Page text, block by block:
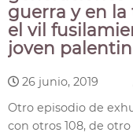
guerra y en
el vil
joven
26 junio, 2019
Otro episodio de
con otros 108, de